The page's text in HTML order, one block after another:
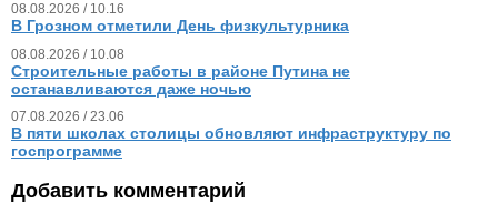
08.08.2026 / 10.16
В Грозном отметили День физкультурника
08.08.2026 / 10.08
Строительные работы в районе Путина не
останавливаются даже ночью
07.08.2026 / 23.06
В пяти школах столицы обновляют инфраструктуру по
госпрограмме
Добавить комментарий